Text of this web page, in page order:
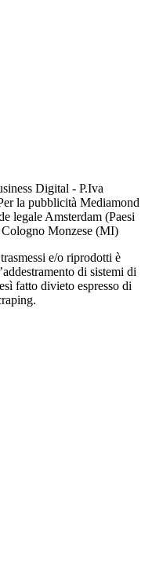
Digital - P.Iva
la pubblicità Mediamond
legale Amsterdam (Paesi
Monzese (MI)
e/o riprodotti è
di sistemi di
fatto divieto espresso di